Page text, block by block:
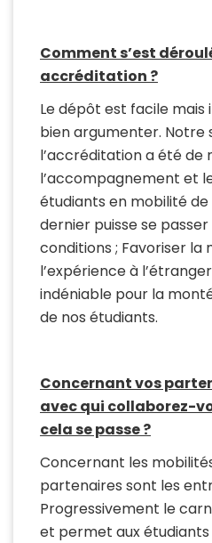
Comment s’est
accréditation ?
Le dépôt est facile mais
bien argumenter. Notre
l’accréditation a été de
l’accompagnement et
étudiants en mobilité
dernier puisse se
conditions ; Favoriser la
l’expérience à
indéniable pour la
de nos étudiants.
Concernant vos
avec qui collaborez-
cela se passe ?
Concernant les
partenaires sont les
Progressivement le
et permet aux